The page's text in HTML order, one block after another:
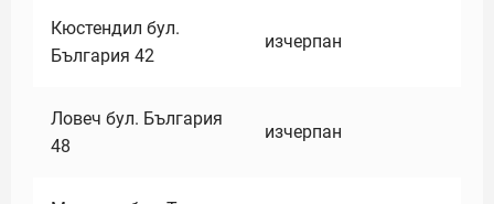
Кюстендил бул.
България 42
изчерпан
Ловеч бул. България
48
изчерпан